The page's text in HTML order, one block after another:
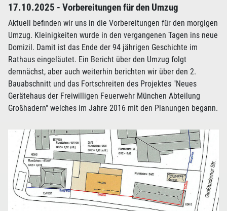
17.10.2025 - Vorbereitungen für den Umzug
Aktuell befinden wir uns in die Vorbereitungen für den morgigen
Umzug. Kleinigkeiten wurde in den vergangenen Tagen ins neue
Domizil. Damit ist das Ende der 94 jährigen Geschichte im
Rathaus eingeläutet. Ein Bericht über den Umzug folgt
demnächst, aber auch weiterhin berichten wir über den 2.
Bauabschnitt und das Fortschreiten des Projektes "Neues
Gerätehaus der Freiwilligen Feuerwehr München Abteilung
Großhadern" welches im Jahre 2016 mit den Planungen begann.